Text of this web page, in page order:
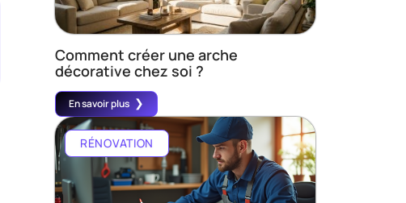
Comment créer une arche
décorative chez soi ?
En savoir plus
RÉNOVATION